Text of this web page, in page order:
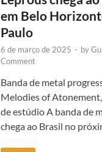
em Belo
Paulo
6 de março de 2025 - by
Comment
Banda de metal
Melodies of
de estúdio A banda de
chega ao Brasil no